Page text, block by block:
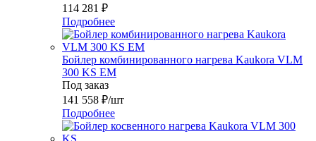
114 281 ₽
Подробнее
Бойлер комбинированного нагрева Kaukora VLM
300 KS EM
Под заказ
141 558 ₽/шт
Подробнее